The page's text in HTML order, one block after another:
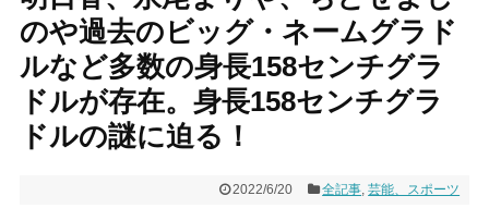
のや過去のビッグ・ネームグラド
ルなど多数の身長158センチグラ
ドルが存在。身長158センチグラ
ドルの謎に迫る！
2022/6/20 全記事,芸能、スポーツ